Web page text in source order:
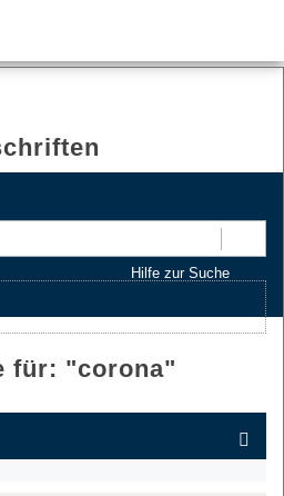
Hilfe zur Suche
für: "corona"